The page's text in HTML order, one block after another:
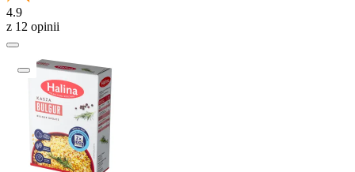
4.9
z 12 opinii